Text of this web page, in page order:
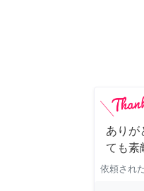
ありが
ても素
依頼され